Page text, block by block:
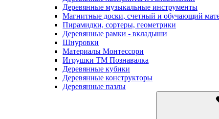
Деревянные музыкальные инструменты
Магнитные доски, счетный и обучающий
Пирамидки, сортеры, геометрики
Деревянные рамки - вкладыши
Шнуровки
Материалы Монтессори
Игрушки ТМ Познавалка
Деревянные кубики
Деревянные конструкторы
Деревянные пазлы